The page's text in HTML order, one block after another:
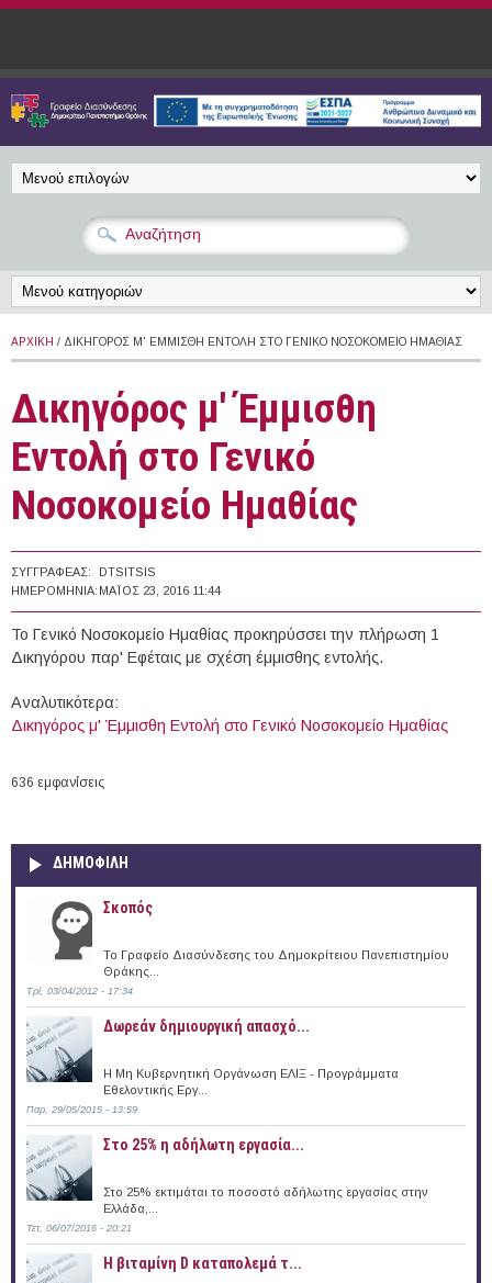
Παράκαμψη προς το κυρίως περιεχόμενο
ΑΡΧΙΚΉ / ΔΙΚΗΓΌΡΟΣ Μ' ΈΜΜΙΣΘΗ ΕΝΤΟΛΉ ΣΤΟ ΓΕΝΙΚΌ ΝΟΣΟΚΟΜΕΊΟ ΗΜΑΘΊΑΣ
Δικηγόρος μ' Έμμισθη
Εντολή στο Γενικό
Νοσοκομείο Ημαθίας
ΣΥΓΓΡΑΦΈΑΣ:
DTSITSIS
ΗΜΕΡΟΜΗΝΊΑ: ΜΆΙΟΣ 23, 2016 11:44
Το Γενικό Νοσοκομείο Ημαθίας προκηρύσσει την πλήρωση 1
Δικηγόρου παρ' Εφέταις με σχέση έμμισθης εντολής.
Αναλυτικότερα:
Δικηγόρος μ' Έμμισθη Εντολή στο Γενικό Νοσοκομείο Ημαθίας
636 εμφανίσεις
ΔΗΜΟΦΙΛΗ
Σκοπός
Το Γραφείο Διασύνδεσης του Δημοκρίτειου Πανεπιστημίου
Θράκης...
Τρί, 03/04/2012 - 17:34
Δωρεάν δημιουργική απασχό...
Η Μη Κυβερνητική Οργάνωση ΕΛΙΞ - Προγράμματα
Εθελοντικής Εργ...
Παρ, 29/05/2015 - 13:59
Στο 25% η αδήλωτη εργασία...
Στο 25% εκτιμάται το ποσοστό αδήλωτης εργασίας στην
Ελλάδα,...
Τετ, 06/07/2016 - 20:21
Η βιταμίνη D καταπολεμά τ...